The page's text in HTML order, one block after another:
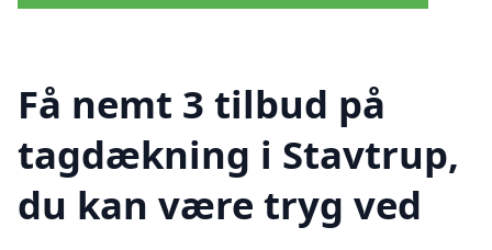
Få nemt 3 tilbud på
tagdækning i Stavtrup,
du kan være tryg ved